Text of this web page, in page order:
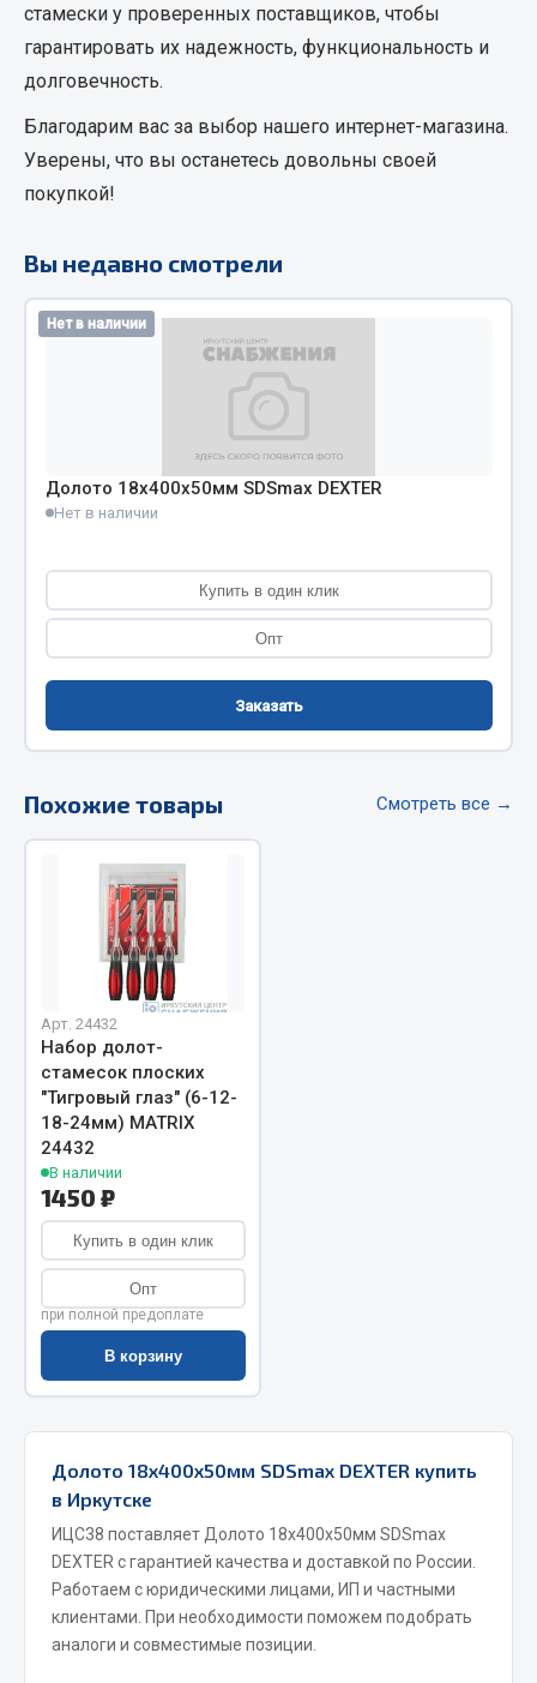
Охладжающие жидкости
Технические жидкости
МЕТИЗЫ
Гайки
Кольца стопорные
Пресс-масленки
Показать ещё
Соединительные элементы
Адаптеры и переходники
Угольники
Фитинги
Штуцеры
Весь раздел
Инструмент
Автомобильный инструмент
Измерительный инструмент
Крепежный инструмент
Режущий инструмент
Силовое оборудование
Слесарный инструмент
Столярный инструмент
Показать ещё
Весь раздел
Цепи подъёмные
Весь раздел
РТИ
Кольца уплотнительные
стамески у проверенных поставщиков, чтобы
гарантировать их надежность, функциональность и
долговечность.
Благодарим вас за выбор нашего интернет-магазина.
Уверены, что вы останетесь довольны своей
покупкой!
Вы недавно смотрели
Нет в наличии
Долото 18х400х50мм SDSmax DEXTER
Нет в наличии
Купить в один клик
Опт
Заказать
Похожие товары Смотреть все →
Арт. 24432
Набор долот-
стамесок плоских
"Тигровый глаз" (6-12-
18-24мм) MATRIX
24432
В наличии
1450 ₽
Купить в один клик
Опт
при полной предоплате
В корзину
Долото 18х400х50мм SDSmax DEXTER купить
в Иркутске
ИЦС38 поставляет Долото 18х400х50мм SDSmax
DEXTER с гарантией качества и доставкой по России.
Работаем с юридическими лицами, ИП и частными
клиентами. При необходимости поможем подобрать
аналоги и совместимые позиции.